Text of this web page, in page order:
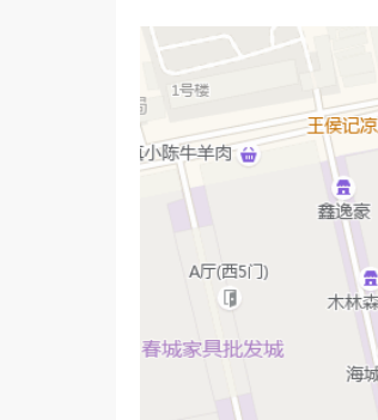
品尝美味佳肴，享受亲子时光
惊喜与便利，成为大家心目